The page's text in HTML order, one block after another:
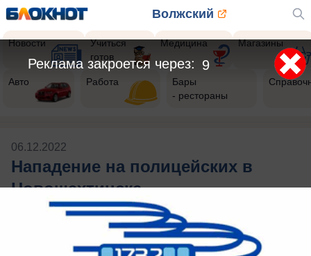
Волжский
Новости
Учиться
готов
Медицина Магазины
Авто Работа
Бары
- рестораны
06.12.2022
Нападение на полицейских в
Новошахтинске
Будь в курсе событий!
Подпишисьна нас в телеграм
9
Реклама закроется через: